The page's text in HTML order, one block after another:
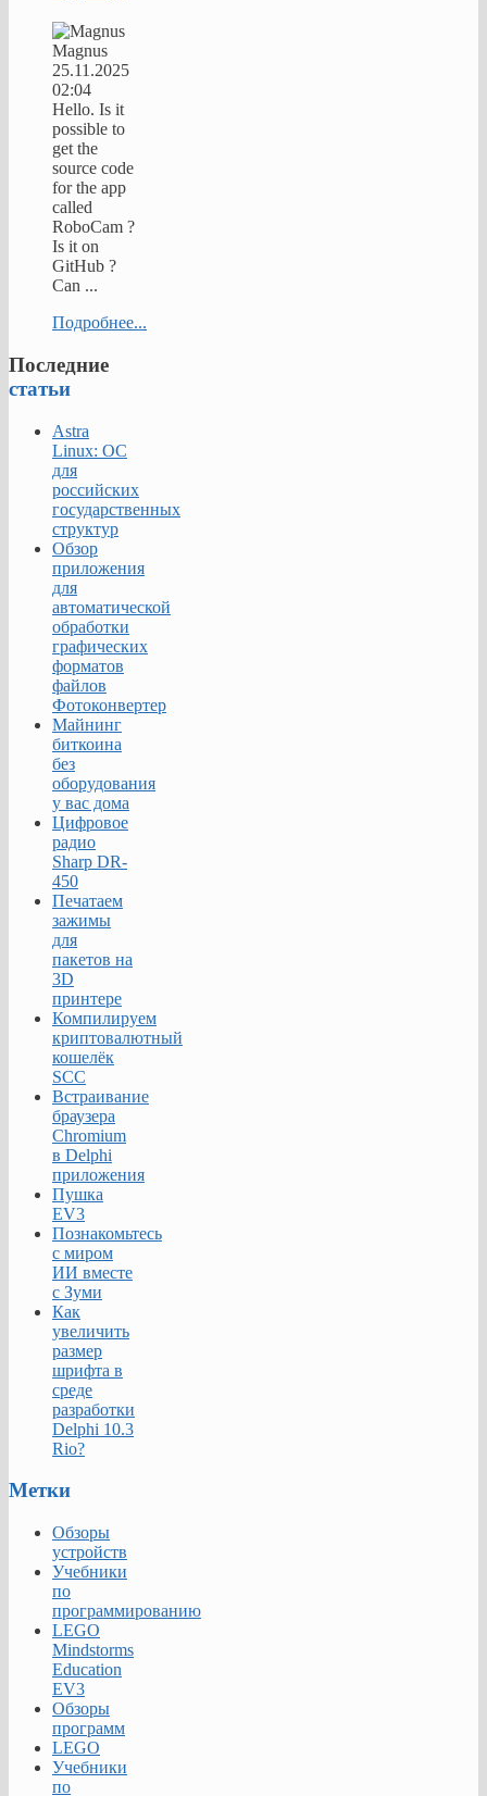
Magnus
25.11.2025
02:04
Hello. Is it
possible to
get the
source code
for the app
called
RoboCam ?
Is it on
GitHub ?
Can ...
Подробнее...
Последние
статьи
Astra
Linux: ОС
для
российских
государственных
структур
Обзор
приложения
для
автоматической
обработки
графических
форматов
файлов
Фотоконвертер
Майнинг
биткоина
без
оборудования
у вас дома
Цифровое
радио
Sharp DR-
450
Печатаем
зажимы
для
пакетов на
3D
принтере
Компилируем
криптовалютный
кошелёк
SCC
Встраивание
браузера
Chromium
в Delphi
приложения
Пушка
EV3
Познакомьтесь
с миром
ИИ вместе
с Зуми
Как
увеличить
размер
шрифта в
среде
разработки
Delphi 10.3
Rio?
Метки
Обзоры
устройств
Учебники
по
программированию
LEGO
Mindstorms
Education
EV3
Обзоры
программ
LEGO
Учебники
по